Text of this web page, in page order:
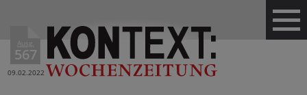
Ausg.
567
09.02.2022